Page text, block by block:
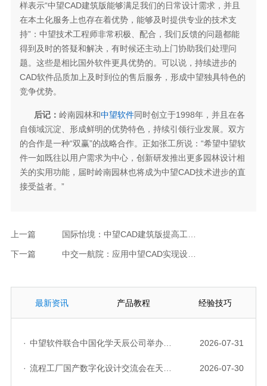
样表示“中望CAD建筑版能够满足我们的日常设计需求，并且
在本土化服务上也存在着优势，能够及时提供专业的技术支
持”：中望技术工程师非常积极、配合，我们反馈的问题都能
得到及时的答疑和解决，有时候还主动上门协助我们处理问
题。这些是相比国外软件更具优势的。可以说，持续进步的
CAD软件品质加上及时到位的售后服务，形成中望独具特色的
竞争优势。
后记： 岭南园林和中望软件同时创立于1998年，并且在各
自领域沉淀、形成鲜明的优势特色，持续引领行业发展。双方
的合作是一种“双赢”的战略合作。正如张工所说：“希望中望软
件一如既往以用户需求为中心，创新研发推出更多园林设计相
关的实用功能，届时岭南园林也将成为中望CAD技术进步的直
接受益者。”
上一篇
下一篇 中交一航院：应用中望CAD实现设计效率与品质双收
最新资讯 产品教程 经验技巧
· 中望软件联合中国化学天辰公司举办“走进标杆企业”研讨会，共探流程工业数字化创新实践 2026-07-31
· 流程工厂国产数字化设计交流会在天津召开，中望自主CAD底座助力行业数字化转型实践获广泛关注 2026-07-30